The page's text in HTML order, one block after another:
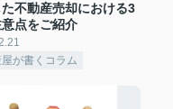
不動産売却における3
点をご紹介
が書くコラム